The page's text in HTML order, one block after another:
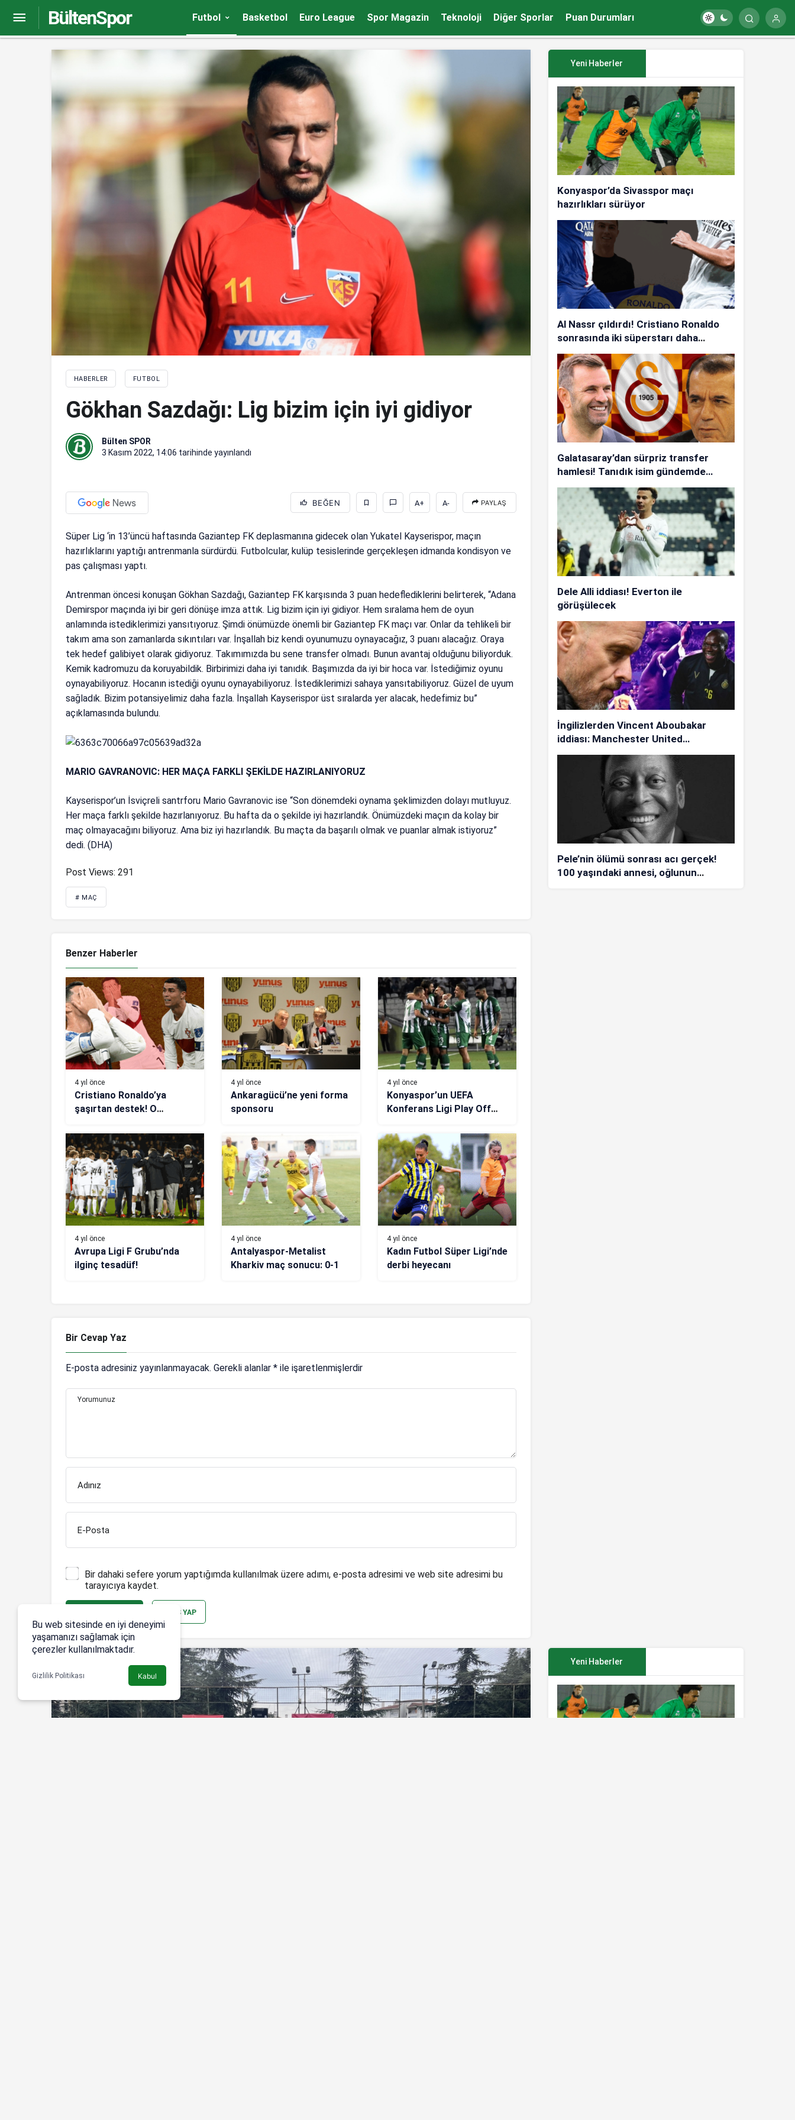
BültenSpor Futbol Basketbol Euro League Spor Magazin Teknoloji Diğer Sporlar Puan Durumları
HABERLER FUTBOL
Gökhan Sazdağı: Lig bizim için iyi gidiyor
Bülten SPOR
3 Kasım 2022, 14:06 tarihinde yayınlandı
BEĞEN A+ A- PAYLAŞ
Süper Lig ‘in 13’üncü haftasında Gaziantep FK deplasmanına gidecek olan Yukatel Kayserispor, maçın
hazırlıklarını yaptığı antrenmanla sürdürdü. Futbolcular, kulüp tesislerinde gerçekleşen idmanda kondisyon ve
pas çalışması yaptı.
Antrenman öncesi konuşan Gökhan Sazdağı, Gaziantep FK karşısında 3 puan hedeflediklerini belirterek, “Adana
Demirspor maçında iyi bir geri dönüşe imza attık. Lig bizim için iyi gidiyor. Hem sıralama hem de oyun
anlamında istediklerimizi yansıtıyoruz. Şimdi önümüzde önemli bir Gaziantep FK maçı var. Onlar da tehlikeli bir
takım ama son zamanlarda sıkıntıları var. İnşallah biz kendi oyunumuzu oynayacağız, 3 puanı alacağız. Oraya
tek hedef galibiyet olarak gidiyoruz. Takımımızda bu sene transfer olmadı. Bunun avantaj olduğunu biliyorduk.
Kemik kadromuzu da koruyabildik. Birbirimizi daha iyi tanıdık. Başımızda da iyi bir hoca var. İstediğimiz oyunu
oynayabiliyoruz. Hocanın istediği oyunu oynayabiliyoruz. İstediklerimizi sahaya yansıtabiliyoruz. Güzel de uyum
sağladık. Bizim potansiyelimiz daha fazla. İnşallah Kayserispor üst sıralarda yer alacak, hedefimiz bu”
açıklamasında bulundu.
MARIO GAVRANOVIC: HER MAÇA FARKLI ŞEKİLDE HAZIRLANIYORUZ
Kayserispor’un İsviçreli santrforu Mario Gavranovic ise “Son dönemdeki oynama şeklimizden dolayı mutluyuz.
Her maça farklı şekilde hazırlanıyoruz. Bu hafta da o şekilde iyi hazırlandık. Önümüzdeki maçın da kolay bir
maç olmayacağını biliyoruz. Ama biz iyi hazırlandık. Bu maçta da başarılı olmak ve puanlar almak istiyoruz”
dedi. (DHA)
Post Views: 291
# MAÇ
Benzer Haberler
4 yıl önce
Cristiano Ronaldo’ya
şaşırtan destek! O
4 yıl önce
Ankaragücü’ne yeni forma
sponsoru
4 yıl önce
Konyaspor’un UEFA
Konferans Ligi Play Off
rakipleri belli oldu
4 yıl önce
Avrupa Ligi F Grubu’nda
ilginç tesadüf!
4 yıl önce
Antalyaspor-Metalist
Kharkiv maç sonucu: 0-1
4 yıl önce
Kadın Futbol Süper Ligi’nde
derbi heyecanı
Bir Cevap Yaz
E-posta adresiniz yayınlanmayacak. Gerekli alanlar * ile işaretlenmişlerdir
Yorumunuz
Adınız
E-Posta
Bir dahaki sefere yorum yaptığımda kullanılmak üzere adımı, e-posta adresimi ve web site adresimi bu
tarayıcıya kaydet.
GIRIŞ YAP
Yeni Haberler
Konyaspor’da Sivasspor maçı
hazırlıkları sürüyor
Al Nassr çıldırdı! Cristiano Ronaldo
sonrasında iki süperstarı daha
istiyorlar…
Galatasaray’dan sürpriz transfer
hamlesi! Tanıdık isim gündemde…
Dele Alli iddiası! Everton ile
görüşülecek
İngilizlerden Vincent Aboubakar
iddiası: Manchester United…
Pele’nin ölümü sonrası acı gerçek!
100 yaşındaki annesi, oğlunun
Türk bürokratlar ve Macar diplomatlar dostluk maçı yaptı
Yeni Haberler
Bu web sitesinde en iyi deneyimi
yaşamanızı sağlamak için
çerezler kullanılmaktadır.
Gizlilik Politikası Kabul